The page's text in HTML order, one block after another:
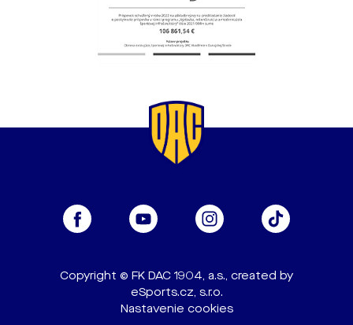
Copyright © FK DAC 1904, a.s., created by
eSports.cz, s.r.o.
Nastavenie cookies